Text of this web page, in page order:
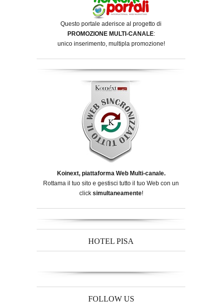
Questo portale aderisce al progetto di
PROMOZIONE MULTI-CANALE:
unico inserimento, multipla promozione!
Koinext, piattaforma Web Multi-canale.
Rottama il tuo sito e gestisci tutto il tuo Web con un
click simultaneamente!
HOTEL PISA
FOLLOW US